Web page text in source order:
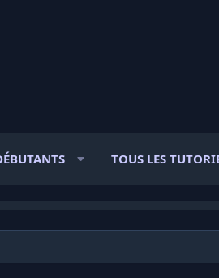
TOUS LES